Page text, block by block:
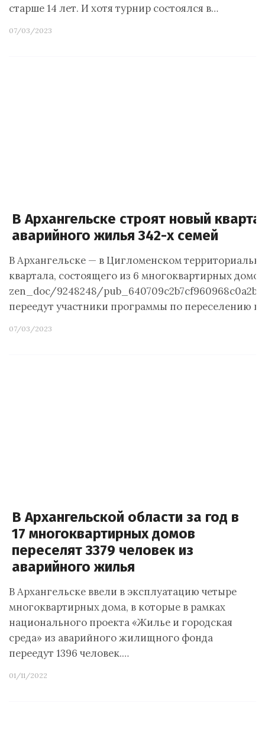
старше 14 лет. И хотя турнир состоялся в…
07/03/2023
В Архангельске строят новый
аварийного жилья 342-х семей
В Архангельске — в Цигломенском
квартала, состоящего из 6 многоквартирных
zen_doc/9248248/
переедут участники программы по переселению
07/03/2023
В Архангельской области за год в
17 многоквартирных домов
переселят 3379 человек из
аварийного жилья
В Архангельске ввели в эксплуатацию четыре
многоквартирных дома, в которые в рамках
национального проекта «Жилье и городская
среда» из аварийного жилищного фонда
переедут 1396 человек.…
01/11/2022